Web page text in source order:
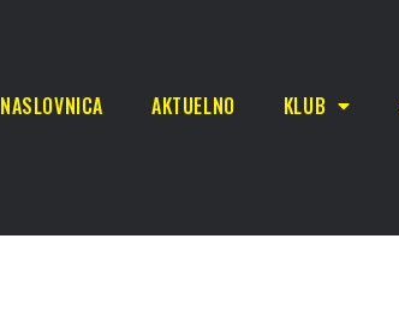
NASLOVNICA AKTUELNO KLUB